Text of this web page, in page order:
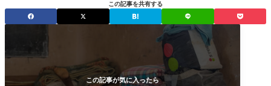
この記事を共有する
この記事が気に入ったら